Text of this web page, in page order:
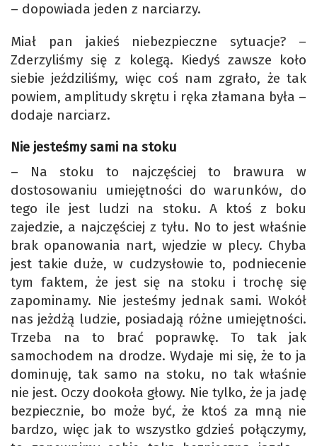
– dopowiada jeden z narciarzy.
Miał pan jakieś niebezpieczne sytuacje? –
Zderzyliśmy się z kolegą. Kiedyś zawsze koło
siebie jeździliśmy, więc coś nam zgrało, że tak
powiem, amplitudy skrętu i ręka złamana była –
dodaje narciarz.
Nie jesteśmy sami na stoku
– Na stoku to najczęściej to brawura w
dostosowaniu umiejętności do warunków, do
tego ile jest ludzi na stoku. A ktoś z boku
zajedzie, a najczęściej z tyłu. No to jest właśnie
brak opanowania nart, wjedzie w plecy. Chyba
jest takie duże, w cudzysłowie to, podniecenie
tym faktem, że jest się na stoku i trochę się
zapominamy. Nie jesteśmy jednak sami. Wokół
nas jeżdżą ludzie, posiadają różne umiejętności.
Trzeba na to brać poprawkę. To tak jak
samochodem na drodze. Wydaje mi się, że to ja
dominuję, tak samo na stoku, no tak właśnie
nie jest. Oczy dookoła głowy. Nie tylko, że ja jadę
bezpiecznie, bo może być, że ktoś za mną nie
bardzo, więc jak to wszystko gdzieś połączymy,